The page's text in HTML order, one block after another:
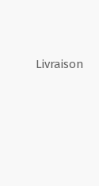
Livraison